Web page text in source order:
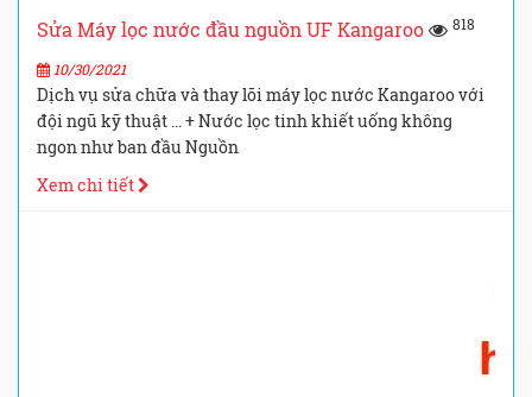
Sửa Máy lọc nước đầu nguồn UF Kangaroo 818
10/30/2021
Dịch vụ sửa chữa và thay lõi máy lọc nước Kangaroo với
đội ngũ kỹ thuật ... + Nước lọc tinh khiết uống không
ngon như ban đầu Nguồn
Xem chi tiết